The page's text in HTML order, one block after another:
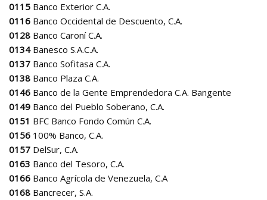
0115 Banco Exterior C.A.
0116 Banco Occidental de Descuento, C.A.
0128 Banco Caroní C.A.
0134Banesco S.A.C.A.
0137 Banco Sofitasa C.A.
0138 Banco Plaza C.A.
0146 Banco de la Gente Emprendedora C.A. Bangente
0149 Banco del Pueblo Soberano, C.A.
0151 BFC Banco Fondo Común C.A.
0156 100% Banco, C.A.
0157 DelSur, C.A.
0163 Banco del Tesoro, C.A.
0166 Banco Agrícola de Venezuela, C.A
0168 Bancrecer, S.A.